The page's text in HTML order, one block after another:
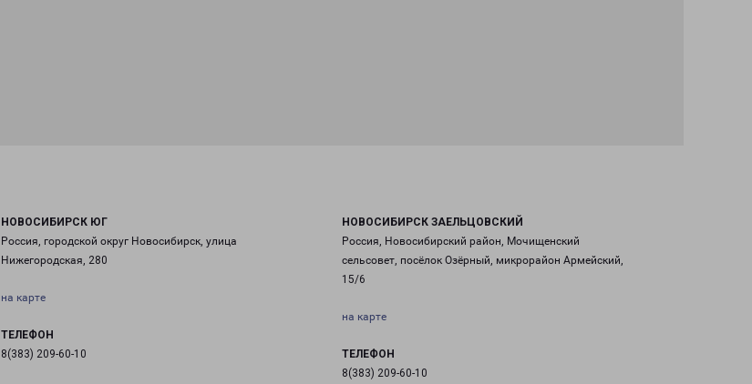
НОВОСИБИРСК ЮГ
Россия, городской округ Новосибирск, улица
Нижегородская, 280
на карте
ТЕЛЕФОН
8(383) 209-60-10
НОВОСИБИРСК ЗАЕЛЬЦОВСКИЙ
Россия, Новосибирский район, Мочищенский
сельсовет, посёлок Озёрный, микрорайон Армейский,
15/6
на карте
ТЕЛЕФОН
8(383) 209-60-10